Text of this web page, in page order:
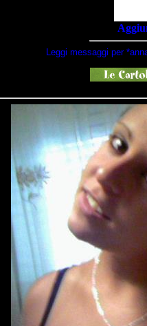
Leggi messaggi per